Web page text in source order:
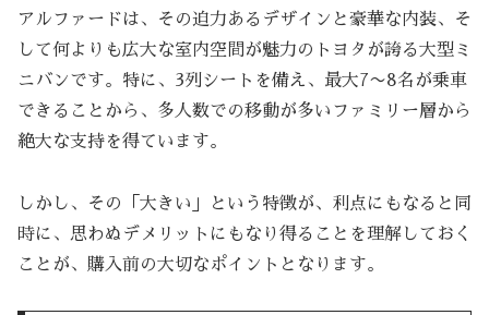
アルファードは、その迫力あるデザインと豪華な内装、そ
して何よりも広大な室内空間が魅力のトヨタが誇る大型ミ
ニバンです。特に、3列シートを備え、最大7〜8名が乗車
できることから、多人数での移動が多いファミリー層から
絶大な支持を得ています。
しかし、その「大きい」という特徴が、利点にもなると同
時に、思わぬデメリットにもなり得ることを理解しておく
ことが、購入前の大切なポイントとなります。